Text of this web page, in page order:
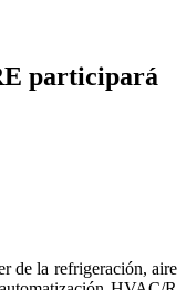
participará
de la refrigeración, aire